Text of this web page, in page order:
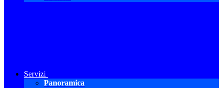
Servizi
Panoramica